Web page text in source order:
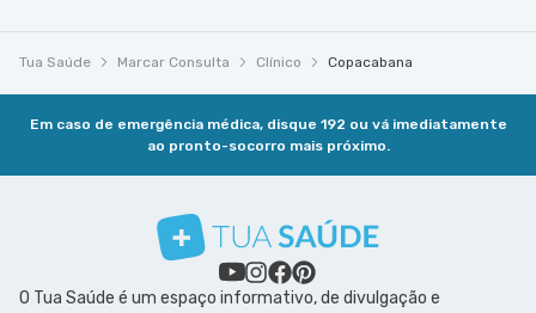
Tua Saúde Marcar Consulta Clínico Copacabana
Em caso de emergência médica, disque 192 ou vá imediatamente
ao pronto-socorro mais próximo.
O Tua Saúde é um espaço informativo, de divulgação e